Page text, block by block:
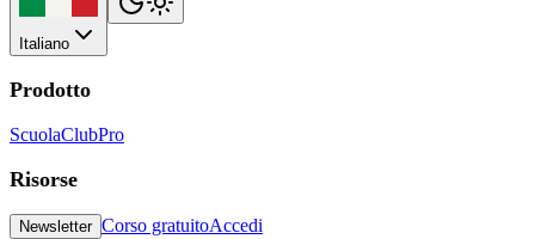
Italiano
Prodotto
ScuolaClubPro
Risorse
Newsletter Corso gratuitoAccedi